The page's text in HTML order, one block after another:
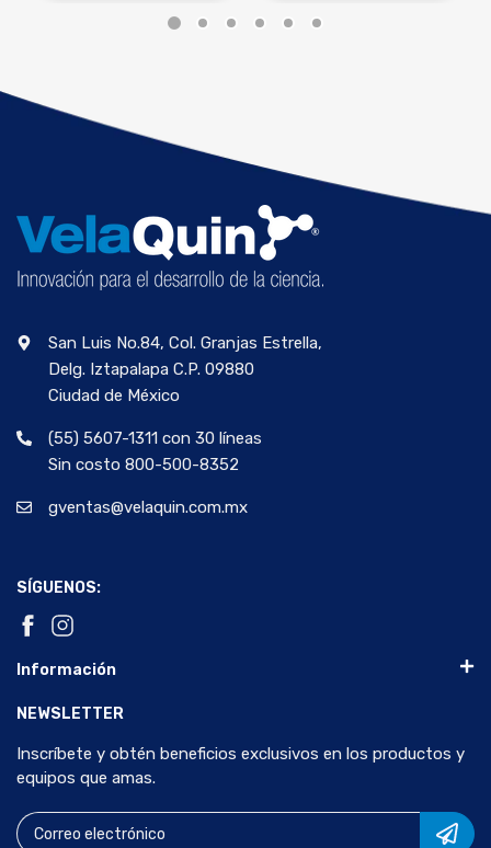
San Luis No.84, Col. Granjas Estrella,
Delg. Iztapalapa C.P. 09880
Ciudad de México
(55) 5607-1311 con 30 líneas
Sin costo 800-500-8352
gventas@velaquin.com.mx
SÍGUENOS:
Información
NEWSLETTER
Inscríbete y obtén beneficios exclusivos en los productos y
equipos que amas.